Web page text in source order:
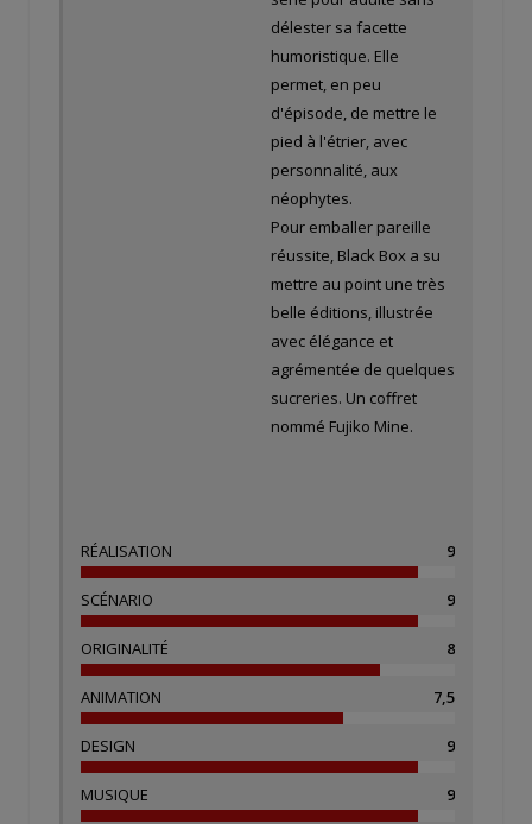
délester sa facette
humoristique. Elle
permet, en peu
d'épisode, de mettre le
pied à l'étrier, avec
personnalité, aux
néophytes.
Pour emballer pareille
réussite, Black Box a su
mettre au point une très
belle éditions, illustrée
avec élégance et
agrémentée de quelques
sucreries. Un coffret
nommé Fujiko Mine.
RÉALISATION 9
SCÉNARIO 9
ORIGINALITÉ 8
ANIMATION 7,5
DESIGN 9
MUSIQUE 9